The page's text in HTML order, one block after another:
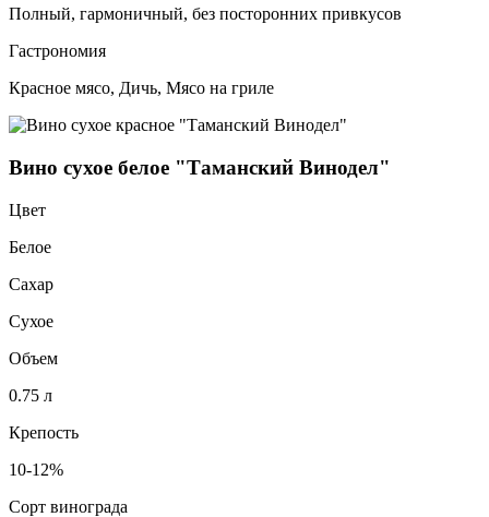
Полный, гармоничный, без посторонних привкусов
Гастрономия
Красное мясо, Дичь, Мясо на гриле
Вино сухое белое "Таманский Винодел"
Цвет
Белое
Сахар
Сухое
Объем
0.75 л
Крепость
10-12%
Сорт винограда